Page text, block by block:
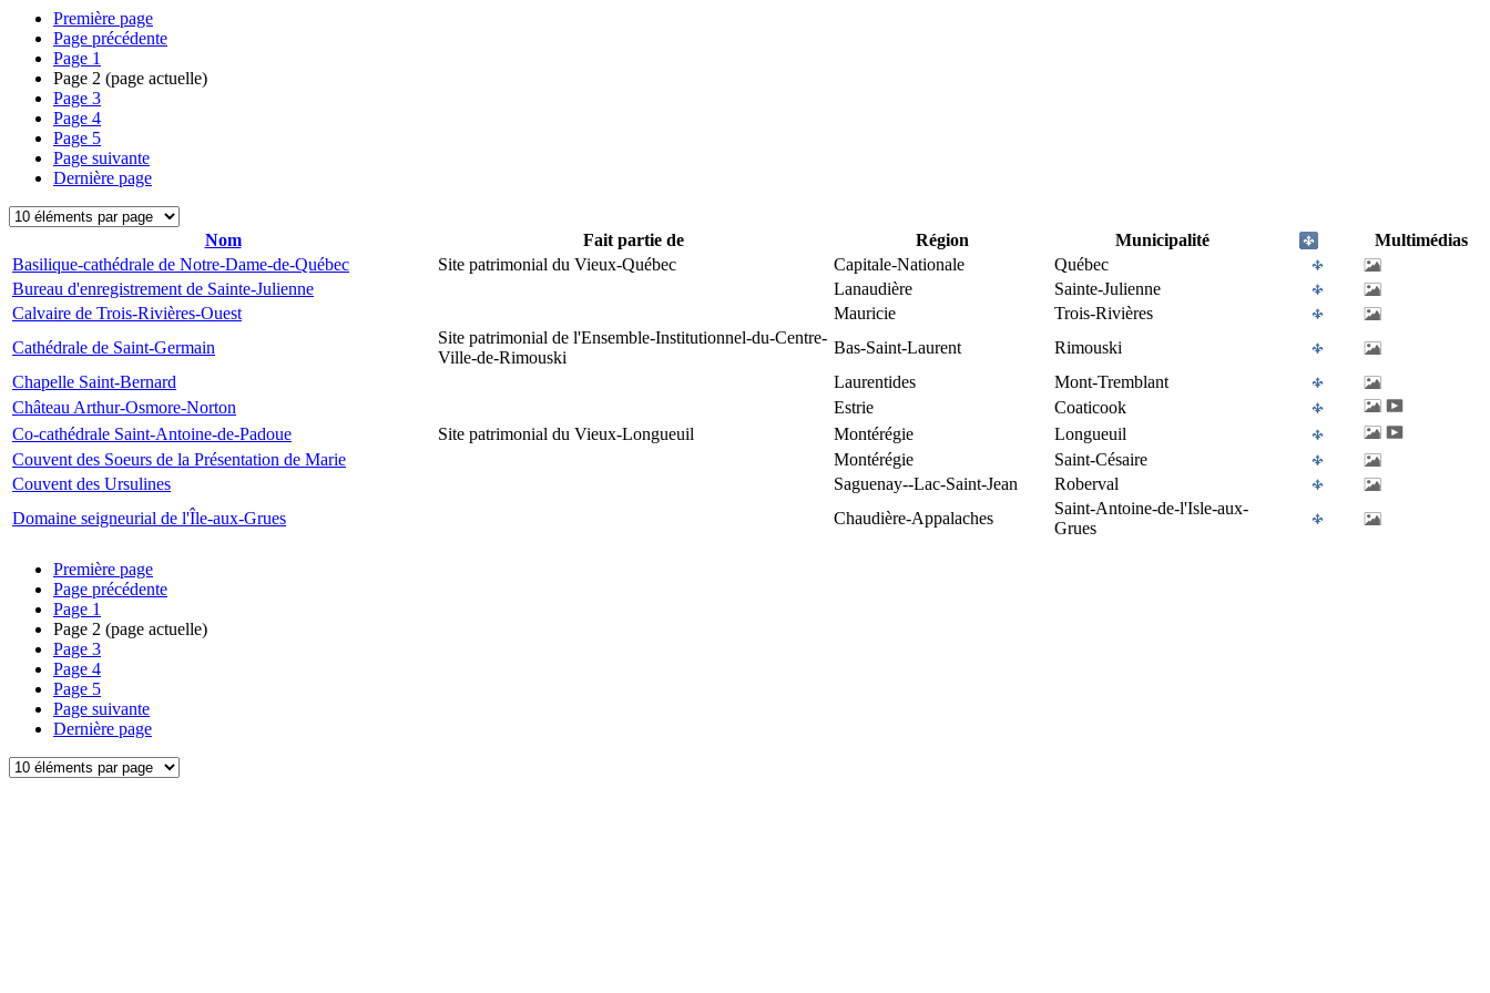
Première page
Page précédente
Page 1
Page 2 (page actuelle)
Page 3
Page 4
Page 5
Page suivante
Dernière page
Nom Fait partie de Région Municipalité
Multimédias
Basilique-cathédrale de Notre-Dame-de-Québec
Site patrimonial du Vieux-Québec Capitale-Nationale
Québec
Bureau d'enregistrement de Sainte-Julienne
Lanaudière
Sainte-Julienne
Calvaire de Trois-Rivières-Ouest
Mauricie
Trois-Rivières
Cathédrale de Saint-Germain
Site patrimonial de l'Ensemble-Institutionnel-du-Centre-
Ville-de-Rimouski
Bas-Saint-Laurent
Rimouski
Chapelle Saint-Bernard
Laurentides
Mont-Tremblant
Château Arthur-Osmore-Norton
Estrie
Coaticook
Co-cathédrale Saint-Antoine-de-Padoue
Site patrimonial du Vieux-Longueuil Montérégie
Longueuil
Couvent des Soeurs de la Présentation de Marie
Montérégie
Saint-Césaire
Couvent des Ursulines
Saguenay--Lac-Saint-Jean
Roberval
Domaine seigneurial de l'Île-aux-Grues
Chaudière-Appalaches
Saint-Antoine-de-l'Isle-aux-
Grues
Première page
Page précédente
Page 1
Page 2 (page actuelle)
Page 3
Page 4
Page 5
Page suivante
Dernière page